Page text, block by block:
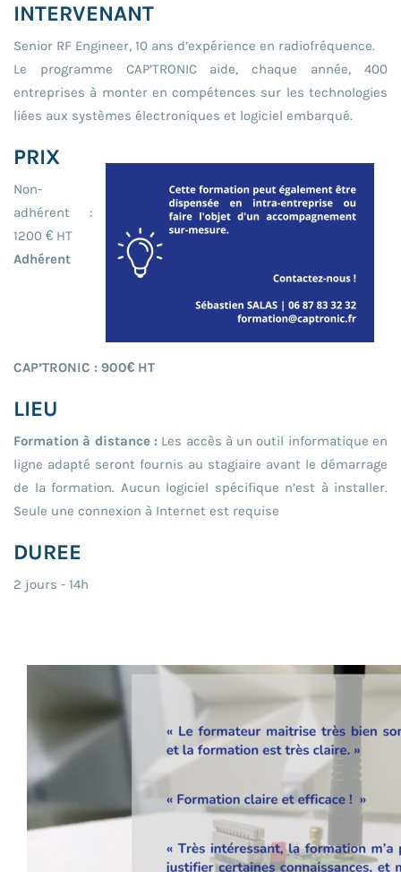
INTERVENANT
Senior RF Engineer, 10 ans d’expérience en radiofréquence.
Le programme CAP’TRONIC aide, chaque année, 400
entreprises à monter en compétences sur les technologies
liées aux systèmes électroniques et logiciel embarqué.
PRIX
Non-
adhérent :
1200 € HT
Adhérent
CAP’TRONIC : 900€ HT
LIEU
Formation à distance :Les accès à un outil informatique en
ligne adapté seront fournis au stagiaire avant le démarrage
de la formation. Aucun logiciel spécifique n’est à installer.
Seule une connexion à Internet est requise
DUREE
2 jours - 14h